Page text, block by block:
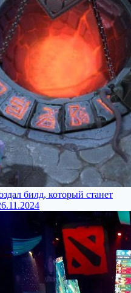
билд, который станет